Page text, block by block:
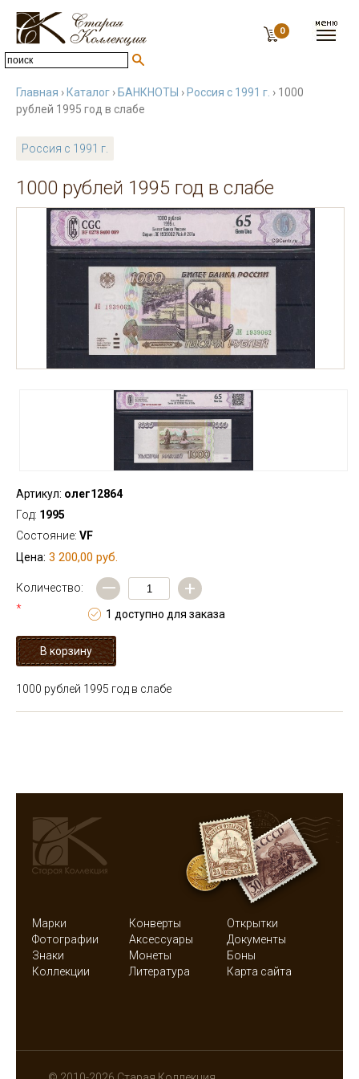
0
Главная › Каталог › БАНКНОТЫ › Россия с 1991 г. › 1000
рублей 1995 год в слабе
Россия с 1991 г.
1000 рублей 1995 год в слабе
Артикул: олег12864
Год: 1995
Состояние: VF
Цена: 3 200,00 руб.
Количество:
*
— +
1 доступно для заказа
1000 рублей 1995 год в слабе
Марки Конверты
Открытки
Фотографии
Аксессуары
Документы
Знаки
Монеты
Боны
Коллекции
Литература Карта сайта